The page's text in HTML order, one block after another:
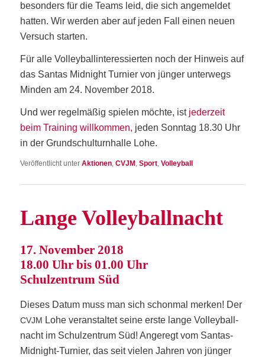
beson­ders für die Teams leid, die sich ange­mel­det
hat­ten. Wir wer­den aber auf jeden Fall einen neu­en
Ver­such starten.
Für alle Vol­ley­ball­in­ter­es­sier­ten noch der Hin­weis auf
das San­tas Mid­night Tur­nier von jün­ger unter­wegs
Min­den am 24. Novem­ber 2018.
Und wer regel­mä­ßig spie­len möch­te, ist jeder­zeit
beim Trai­ning will­kom­men, jeden Sonn­tag 18.30 Uhr
in der Grund­schul­turn­hal­le Lohe.
Veröffentlicht unter Aktionen,CVJM ,Sport,Volleyball
Lan­ge Volleyballnacht
17. Novem­ber 2018
18.00 Uhr bis 01.00 Uhr
Schul­zen­trum Süd
Die­ses Datum muss man sich schon­mal mer­ken! Der
CVJM Lohe ver­an­stal­tet sei­ne ers­te lan­ge Vol­ley­ball­
nacht im Schul­zen­trum Süd! Ange­regt vom San­tas-
Mid­night-Tur­nier, das seit vie­len Jah­ren von jün­ger